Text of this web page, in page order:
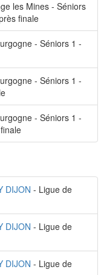
les Mines - Séniors
finale
- Séniors 1 -
- Séniors 1 -
- Séniors 1 -
DIJON - Ligue de
DIJON - Ligue de
DIJON - Ligue de